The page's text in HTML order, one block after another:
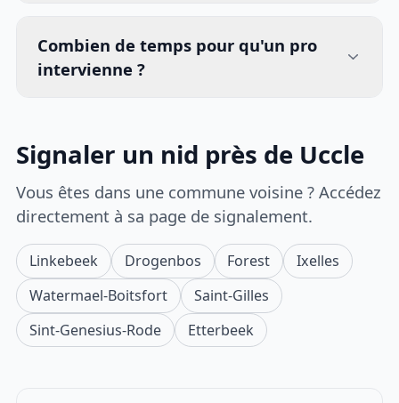
Combien de temps pour qu'un pro
intervienne ?
Signaler un nid près de Uccle
Vous êtes dans une commune voisine ? Accédez
directement à sa page de signalement.
Linkebeek Drogenbos Forest
Ixelles
Watermael-Boitsfort
Saint-Gilles
Sint-Genesius-Rode
Etterbeek